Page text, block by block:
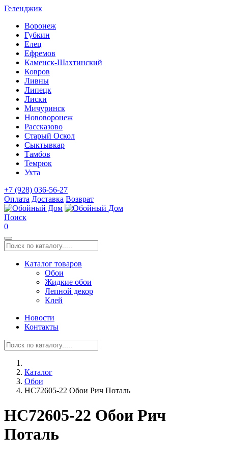
Геленджик
Воронеж
Губкин
Елец
Ефремов
Каменск-Шахтинский
Ковров
Ливны
Липецк
Лиски
Мичуринск
Нововоронеж
Рассказово
Старый Оскол
Сыктывкар
Тамбов
Темрюк
Ухта
+7 (928) 036-56-27
Оплата Доставка Возврат
Поиск
0
Каталог товаров
Обои
Жидкие обои
Лепной декор
Клей
Новости
Контакты
Каталог
Обои
HC72605-22 Обои Рич Поталь
HC72605-22 Обои Рич
Поталь